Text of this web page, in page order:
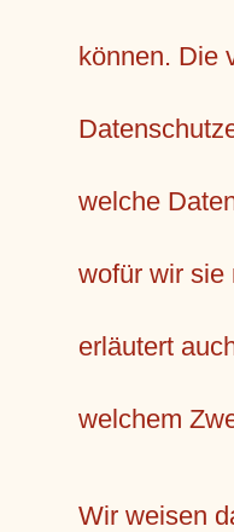
können. Die
welche
wofür wir sie
erläutert
welchem
Wir weisen